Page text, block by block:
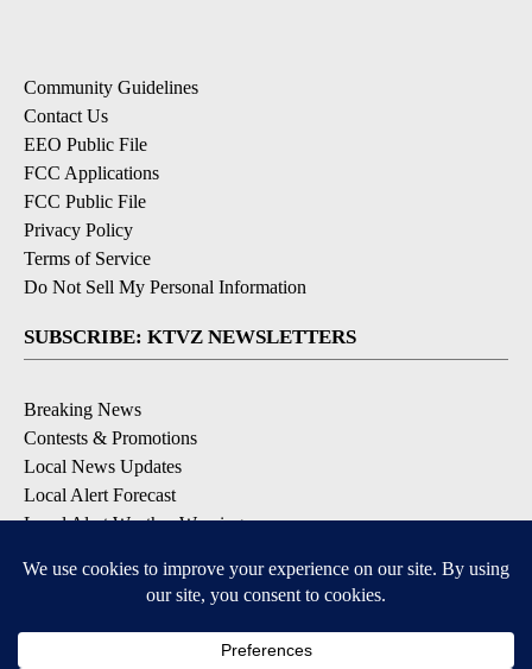
Community Guidelines
Contact Us
EEO Public File
FCC Applications
FCC Public File
Privacy Policy
Terms of Service
Do Not Sell My Personal Information
SUBSCRIBE: KTVZ NEWSLETTERS
Breaking News
Contests & Promotions
Local News Updates
Local Alert Forecast
Local Alert Weather Warnings
DOWNLOAD: KTVZ APPS
Apple & Google Play Stores